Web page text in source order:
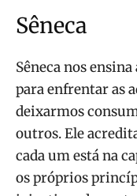
Sêneca
Sêneca nos
para enfrentar as
deixarmos
outros. Ele
cada um está na
os próprios